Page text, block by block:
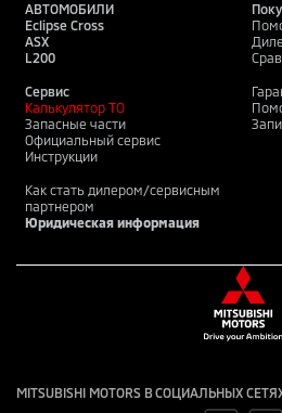
АВТОМОБИЛИ
Eclipse Cross
ASX
L200
Сервис
Калькулятор ТО
Запасные части
Официальный сервис
Инструкции
Как стать дилером/сервисным
партнером
Юридическая информация
MITSUBISHI MOTORS В СОЦИАЛЬНЫХ